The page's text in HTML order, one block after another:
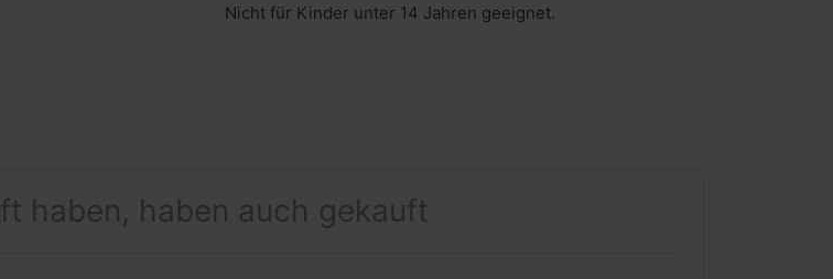
Nicht für Kinder unter 14 Jahren geeignet.
haben, haben auch gekauft